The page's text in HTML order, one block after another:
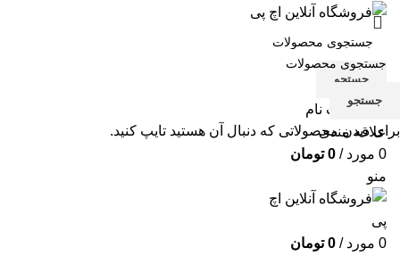
جستجو
ورود / ثبت نام
علاقه مندی
0 مورد /
0 تومان
منو
0 مورد /
0 تومان
جستجو
برای دیدن محصولاتی که دنبال آن هستید تایپ کنید.